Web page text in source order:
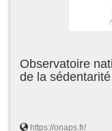
Observatoire
de la
https://onaps.fr/